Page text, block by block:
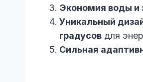
Экономия воды
Уникальный
градусов для
Сильная